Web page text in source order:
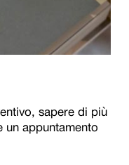
sapere di più
un appuntamento